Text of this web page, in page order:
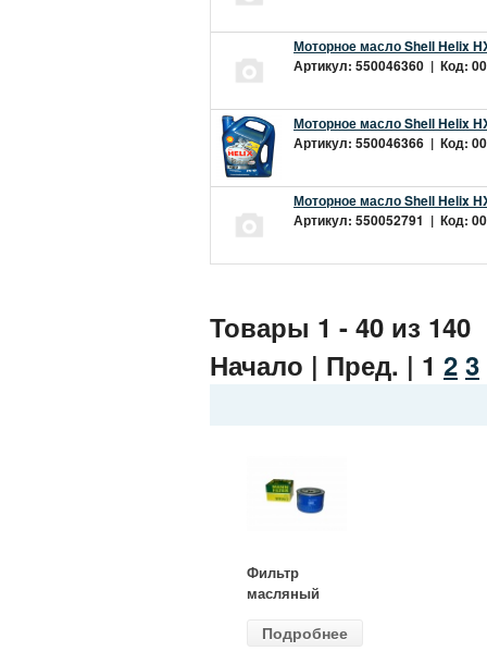
Моторное масло Shell Helix
Артикул: 550046360 | Код:
Моторное масло Shell Helix
Артикул: 550046366 | Код:
Моторное масло Shell Helix
Артикул: 550052791 | Код:
Товары 1 - 40 из 140
Начало | Пред. | 1 2 3
Фильтр
масляный
(MANN) W
Подробнее